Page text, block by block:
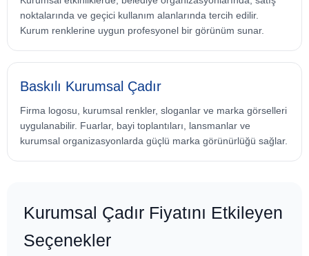
noktalarında ve geçici kullanım alanlarında tercih edilir.
Kurum renklerine uygun profesyonel bir görünüm sunar.
Baskılı Kurumsal Çadır
Firma logosu, kurumsal renkler, sloganlar ve marka görselleri
uygulanabilir. Fuarlar, bayi toplantıları, lansmanlar ve
kurumsal organizasyonlarda güçlü marka görünürlüğü sağlar.
Kurumsal Çadır Fiyatını Etkileyen
Seçenekler